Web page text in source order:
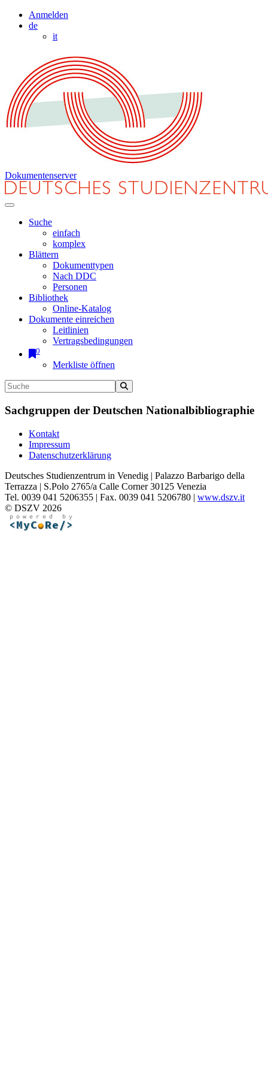
Anmelden
de
it
Dokumentenserver
Suche
einfach
komplex
Blättern
Dokumenttypen
Nach DDC
Personen
Bibliothek
Online-Katalog
Dokumente einreichen
Leitlinien
Vertragsbedingungen
0
Merkliste öffnen
Sachgruppen der Deutschen Nationalbibliographie
Kontakt
Impressum
Datenschutzerklärung
Deutsches Studienzentrum in Venedig | Palazzo Barbarigo della
Terrazza | S.Polo 2765/a Calle Corner 30125 Venezia
Tel. 0039 041 5206355 | Fax. 0039 041 5206780 | www.dszv.it
© DSZV 2026